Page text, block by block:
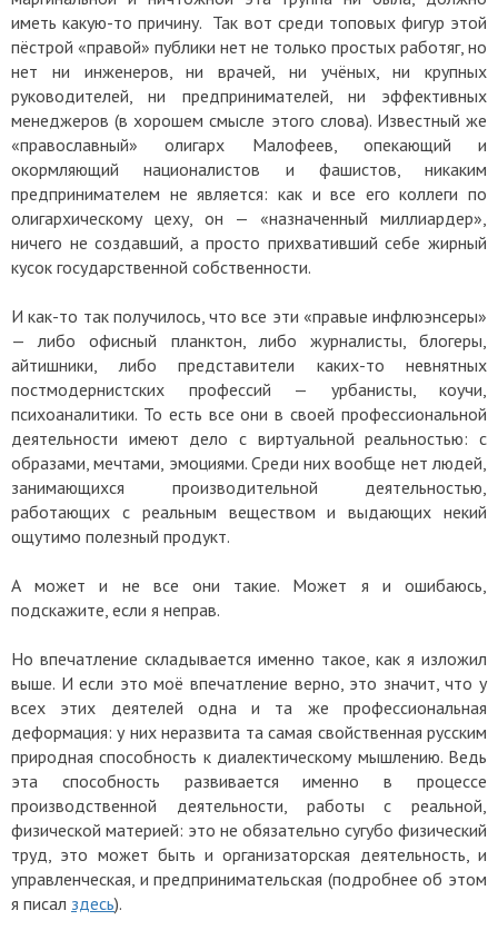
иметь какую-то причину. Так вот среди топовых фигур этой
пёстрой «правой» публики нет не только простых работяг, но
нет ни инженеров, ни врачей, ни учёных, ни крупных
руководителей, ни предпринимателей, ни эффективных
менеджеров (в хорошем смысле этого слова). Известный же
«православный» олигарх Малофеев, опекающий и
окормляющий националистов и фашистов, никаким
предпринимателем не является: как и все его коллеги по
олигархическому цеху, он — «назначенный миллиардер»,
ничего не создавший, а просто прихвативший себе жирный
кусок государственной собственности.
И как-то так получилось, что все эти «правые инфлюэнсеры»
— либо офисный планктон, либо журналисты, блогеры,
айтишники, либо представители каких-то невнятных
постмодернистских профессий — урбанисты, коучи,
психоаналитики. То есть все они в своей профессиональной
деятельности имеют дело с виртуальной реальностью: с
образами, мечтами, эмоциями. Среди них вообще нет людей,
занимающихся производительной деятельностью,
работающих с реальным веществом и выдающих некий
ощутимо полезный продукт.
А может и не все они такие. Может я и ошибаюсь,
подскажите, если я неправ.
Но впечатление складывается именно такое, как я изложил
выше. И если это моё впечатление верно, это значит, что у
всех этих деятелей одна и та же профессиональная
деформация: у них неразвита та самая свойственная русским
природная способность к диалектическому мышлению. Ведь
эта способность развивается именно в процессе
производственной деятельности, работы с реальной,
физической материей: это не обязательно сугубо физический
труд, это может быть и организаторская деятельность, и
управленческая, и предпринимательская (подробнее об этом
я писал здесь).